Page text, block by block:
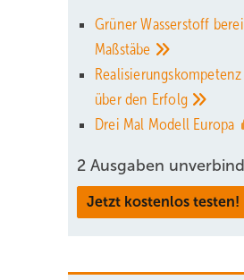
Grüner Wasserstoff
Maßstäbe
über den Erfolg
Drei Mal Modell Europa
2 Ausgaben
Jetzt kostenlos testen!